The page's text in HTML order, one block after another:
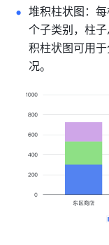
堆积柱状图：
个子类别，柱
积柱状图可用
况。